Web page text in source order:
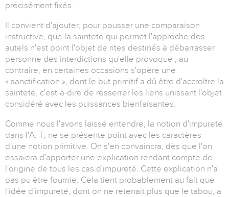
précisément fixés.
Il convient d'ajouter, pour pousser une comparaison
instructive, que la sainteté qui permet l'approche des
autels n'est point l'objet de rites destinés à débarrasser
personne des interdictions qu'elle provoque ; au
contraire, en certaines occasions s'opère une
« sanctification », dont le but primitif a dû être d'accroître la
sainteté, c'est-à-dire de resserrer les liens unissant l'objet
considéré avec les puissances bienfaisantes.
Comme nous l'avons laissé entendre, la notion d'impureté
dans l'A. T, ne se présente point avec les caractères
d'une notion primitive. On s'en convaincra, dès que l'on
essaiera d'apporter une explication rendant compte de
l'origine de tous les cas d'impureté. Cette explication n'a
pas pu être fournie. Cela tient probablement au fait que
l'idée d'impureté, dont on ne retenait plus que le tabou, a